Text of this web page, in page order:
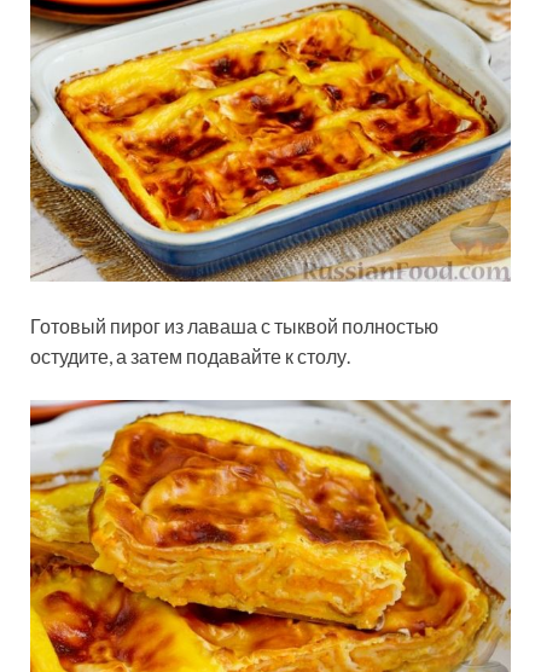
Готовый пирог из лаваша с тыквой полностью
остудите, а затем подавайте к столу.